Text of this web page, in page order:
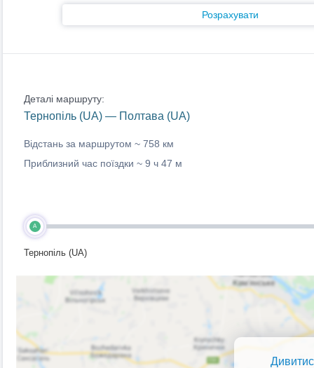
Розрахувати
Деталі маршруту:
Тернопіль (UA) — Полтава (UA)
Відстань за маршрутом ~ 758 км
Приблизний час поїздки ~ 9 ч 47 м
A
Тернопіль (UA)